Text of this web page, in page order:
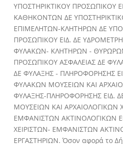
ΥΠΟΣΤΗΡΙΚΤΙΚΟΥ ΠΡΟΣΩΠΙΚΟΥ
ΚΑΘΗΚΟΝΤΩΝ ΔΕ
ΕΠΙΜΕΛΗΤΩΝ-ΚΛΗΤΗΡΩΝ ΔΕ
ΠΡΟΣΩΠΙΚΟΥ ΕΙΔ. ΔΕ
ΦΥΛΑΚΩΝ- ΚΛΗΤΗΡΩΝ -
ΠΡΟΣΩΠΙΚΟΥ ΑΣΦΑΛΕΙΑΣ ΔΕ
ΔΕ ΦΥΛΑΞΗΣ - ΠΛΗΡΟΦΟΡΗΣΗΣ
ΦΥΛΑΚΩΝ ΜΟΥΣΕΙΩΝ ΚΑΙ
ΦΥΛΑΞΗΣ-ΠΛΗΡΟΦΟΡΗΣΗΣ ΕΙΔ.
ΜΟΥΣΕΙΩΝ ΚΑΙ ΑΡΧΑΙΟΛΟΓΙΚΩΝ
ΕΜΦΑΝΙΣΤΩΝ ΑΚΤΙΝΟΛΟΓΙΚΩΝ
ΧΕΙΡΙΣΤΩΝ- ΕΜΦΑΝΙΣΤΩΝ
ΕΡΓΑΣΤΗΡΙΩΝ. Όσον αφορά το